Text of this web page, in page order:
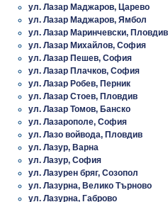
ул. Лазар Маджаров, Царево
ул. Лазар Маджаров, Ямбол
ул. Лазар Маринчевски, Пловдив
ул. Лазар Михайлов, София
ул. Лазар Пешев, София
ул. Лазар Плачков, София
ул. Лазар Робев, Перник
ул. Лазар Стоев, Пловдив
ул. Лазар Томов, Банско
ул. Лазарополе, София
ул. Лазо войвода, Пловдив
ул. Лазур, Варна
ул. Лазур, София
ул. Лазурен бряг, Созопол
ул. Лазурна, Велико Търново
ул. Лазурна, Габрово